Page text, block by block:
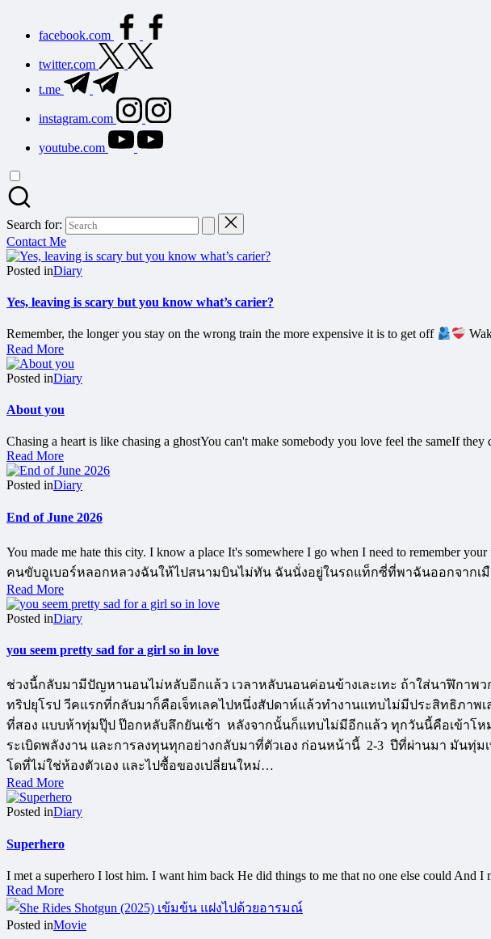
facebook.com
twitter.com
t.me
instagram.com
youtube.com
Search for:
Contact Me
Posted inDiary
Yes, leaving is scary but you know what’s carier?
Remember, the longer you stay on the wrong train the more expensive it is to get off
Read More
Posted inDiary
About you
Chasing a heart is like chasing a ghostYou can't make somebody you love feel the sameIf
Read More
Posted inDiary
End of June 2026
You made me hate this city. I know a place It's somewhere I go when I need to
คนขับอูเบอร์หลอกหลวงฉันให้ไปสนามบินไม่ทัน ฉันนั่งอยู่ในรถแท็กซี่ที่พาฉันออกจาก
Read More
Posted inDiary
you seem pretty sad for a girl so in love
ช่วงนี้กลับมามีปัญหานอนไม่หลับอีกแล้ว เวลาหลับนอนค่อนข้างเละเทะ ถ้าใส่นาฬิกา
ทริปยุโรป วีคแรกที่กลับมาก็คือเจ็ทเลคไปหนึ่งสัปดาห์แล้วทำงานแทบไม่มีประสิทธิภาพ
ที่สอง แบบห้าทุ่มปุ๊ป ป๊อกหลับลึกยันเช้า หลังจากนั้นก็แทบไม่มีอีกแล้ว ทุกวันนี้คือเข้าโห
ระเบิดพลังงาน และการลงทุนทุกอย่างกลับมาที่ตัวเอง ก่อนหน้านี้ 2-3 ปีที่ผ่านมา มันทุ่ม
โดที่ไม่ใช่ห้องตัวเอง และไปซื้อของเปลี่ยนใหม่…
Read More
Posted inDiary
Superhero
I met a superhero I lost him. I want him back He did things to me that no one else could And
Read More
Posted inMovie